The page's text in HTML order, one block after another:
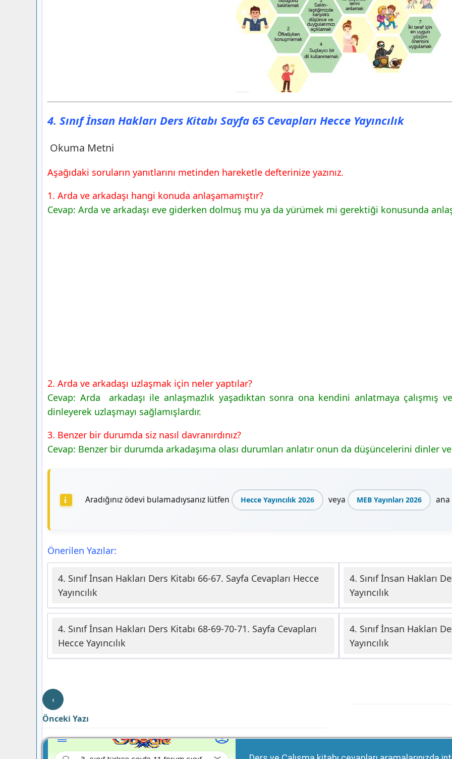
4. Sınıf İnsan Hakları Ders Kitabı Sayfa 65 Cevapları Hecce Yayıncılık
Okuma Metni
Aşağıdaki soruların yanıtlarını metinden hareketle defterinize yazınız.
1. Arda ve arkadaşı hangi konuda anlaşamamıştır?
Cevap: Arda ve arkadaşı eve giderken dolmuş mu ya da yürümek mi gerektiği konusunda
2. Arda ve arkadaşı uzlaşmak için neler yaptılar?
Cevap: Arda arkadaşı ile anlaşmazlık yaşadıktan sonra ona kendini anlatmaya çalışmış
dinleyerek uzlaşmayı sağlamışlardır.
3. Benzer bir durumda siz nasıl davranırdınız?
Cevap: Benzer bir durumda arkadaşıma olası durumları anlatır onun da düşüncelerini dinler
Aradığınız ödevi bulamadıysanız lütfen Hecce Yayıncılık 2026 veya MEB Yayınları 2026 ana
Önerilen Yazılar:
4. Sınıf İnsan Hakları Ders Kitabı 66-67. Sayfa Cevapları Hecce
Yayıncılık
4. Sınıf İnsan Hakları Ders Kitabı 68-69-70-71. Sayfa Cevapları
Hecce Yayıncılık
4. Sınıf İnsan Hakları
Yayıncılık
4. Sınıf İnsan Hakları
Yayıncılık
‹
Önceki Yazı